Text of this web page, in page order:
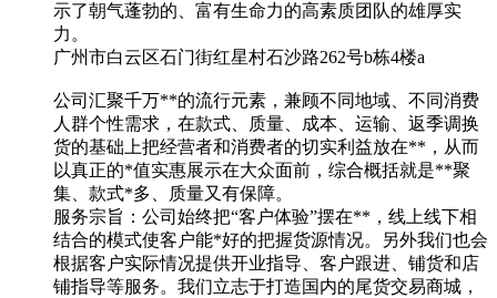
示了朝气蓬勃的、富有生命力的高素质团队的雄厚实
力。
广州市白云区石门街红星村石沙路262号b栋4楼a
公司汇聚千万**的流行元素，兼顾不同地域、不同消费
人群个性需求，在款式、质量、成本、运输、返季调换
货的基础上把经营者和消费者的切实利益放在**，从而
以真正的*值实惠展示在大众面前，综合概括就是**聚
集、款式*多、质量又有保障。
服务宗旨：公司始终把“客户体验”摆在**，线上线下相
结合的模式使客户能*好的把握货源情况。另外我们也会
根据客户实际情况提供开业指导、客户跟进、铺货和店
铺指导等服务。我们立志于打造国内的尾货交易商城，